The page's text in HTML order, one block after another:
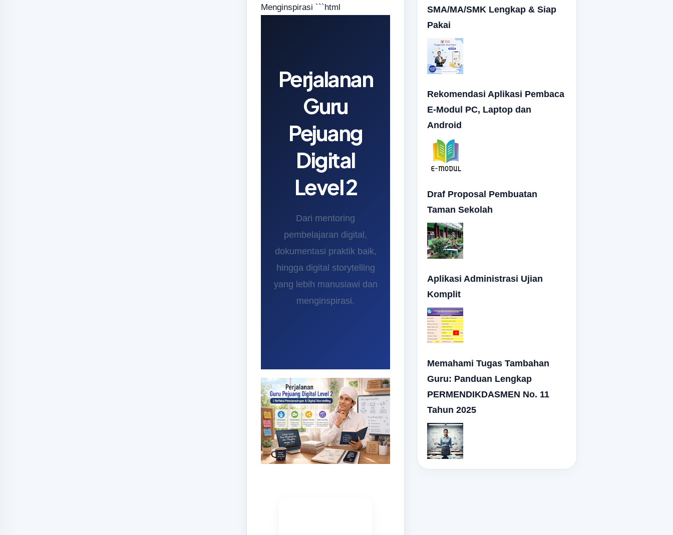
Menginspirasi ```html
Perjalanan
Guru
Pejuang
Digital
Level 2
Dari mentoring
pembelajaran digital,
dokumentasi praktik baik,
hingga digital storytelling
yang lebih manusiawi dan
menginspirasi.
SMA/MA/SMK Lengkap & Siap
Pakai
Rekomendasi Aplikasi Pembaca
E-Modul PC, Laptop dan
Android
Draf Proposal Pembuatan
Taman Sekolah
Aplikasi Administrasi Ujian
Komplit
Memahami Tugas Tambahan
Guru: Panduan Lengkap
PERMENDIKDASMEN No. 11
Tahun 2025